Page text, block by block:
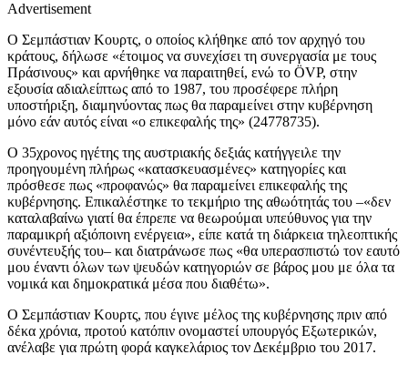
Advertisement
Ο Σεμπάστιαν Κουρτς, ο οποίος κλήθηκε από τον αρχηγό του
κράτους, δήλωσε «έτοιμος να συνεχίσει τη συνεργασία με τους
Πράσινους» και αρνήθηκε να παραιτηθεί, ενώ το ÖVP, στην
εξουσία αδιαλείπτως από το 1987, του προσέφερε πλήρη
υποστήριξη, διαμηνύοντας πως θα παραμείνει στην κυβέρνηση
μόνο εάν αυτός είναι «ο επικεφαλής της» (24778735).
Ο 35χρονος ηγέτης της αυστριακής δεξιάς κατήγγειλε την
προηγουμένη πλήρως «κατασκευασμένες» κατηγορίες και
πρόσθεσε πως «προφανώς» θα παραμείνει επικεφαλής της
κυβέρνησης. Επικαλέστηκε το τεκμήριο της αθωότητάς του –«δεν
καταλαβαίνω γιατί θα έπρεπε να θεωρούμαι υπεύθυνος για την
παραμικρή αξιόποινη ενέργεια», είπε κατά τη διάρκεια τηλεοπτικής
συνέντευξής του– και διατράνωσε πως «θα υπερασπιστώ τον εαυτό
μου έναντι όλων των ψευδών κατηγοριών σε βάρος μου με όλα τα
νομικά και δημοκρατικά μέσα που διαθέτω».
Ο Σεμπάστιαν Κουρτς, που έγινε μέλος της κυβέρνησης πριν από
δέκα χρόνια, προτού κατόπιν ονομαστεί υπουργός Εξωτερικών,
ανέλαβε για πρώτη φορά καγκελάριος τον Δεκέμβριο του 2017.